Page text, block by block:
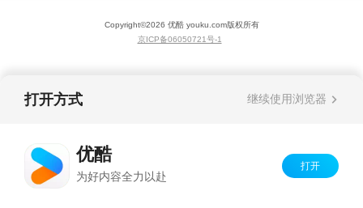
Copyright©2026 优酷 youku.com版权所有
京ICP备06050721号-1
打开方式 继续使用浏览器
优酷
为好内容全力以赴
打开